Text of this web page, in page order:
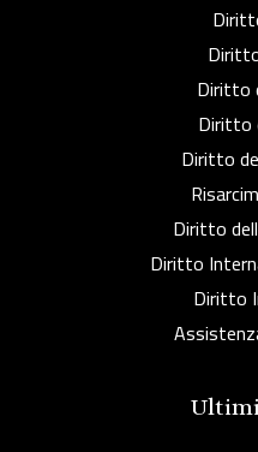
Diritto
Diritto
Diritto
Diritto
Diritto
Diritto